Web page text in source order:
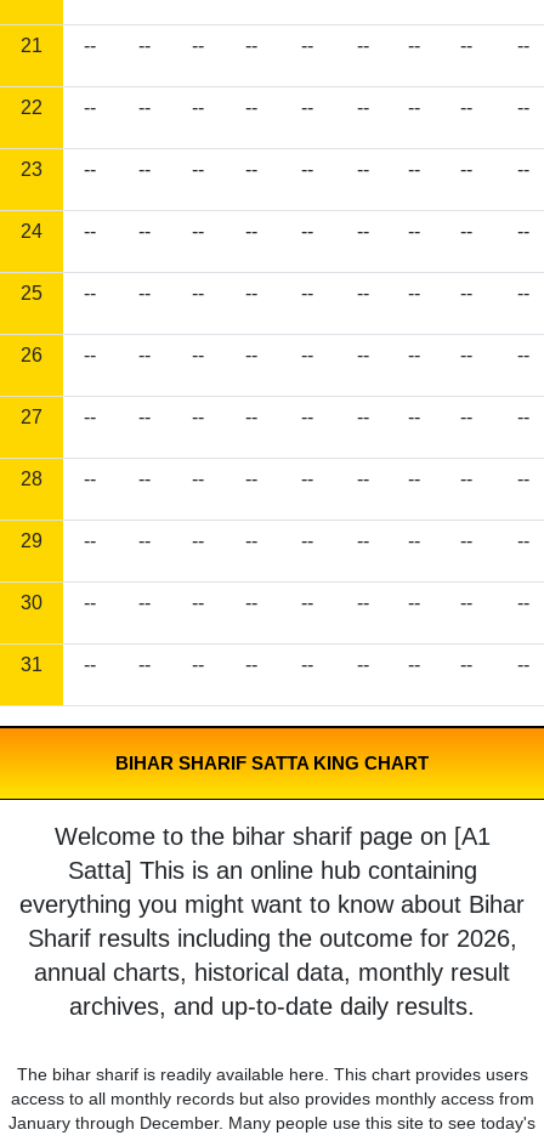
21 -- -- -- -- -- -- -- -- --
22 -- -- -- -- -- -- -- -- --
23 -- -- -- -- -- -- -- -- --
24 -- -- -- -- -- -- -- -- --
25 -- -- -- -- -- -- -- -- --
26 -- -- -- -- -- -- -- -- --
27 -- -- -- -- -- -- -- -- --
28 -- -- -- -- -- -- -- -- --
29 -- -- -- -- -- -- -- -- --
30 -- -- -- -- -- -- -- -- --
31 -- -- -- -- -- -- -- -- --
BIHAR SHARIF SATTA KING CHART
Welcome to the bihar sharif page on [A1
Satta] This is an online hub containing
everything you might want to know about Bihar
Sharif results including the outcome for 2026,
annual charts, historical data, monthly result
archives, and up-to-date daily results.
The bihar sharif is readily available here. This chart provides users
access to all monthly records but also provides monthly access from
January through December. Many people use this site to see today's